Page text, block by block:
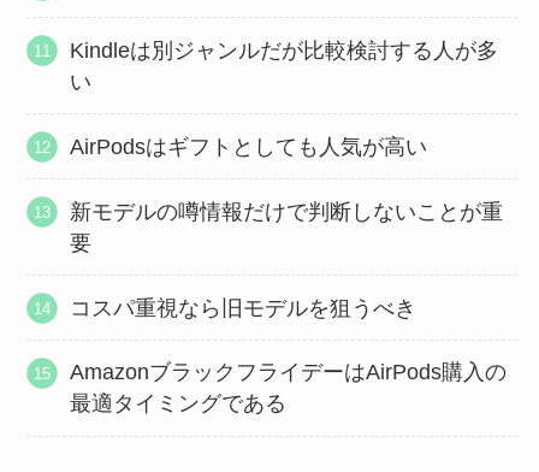
Kindleは別ジャンルだが比較検討する人が多
い
AirPodsはギフトとしても人気が高い
新モデルの噂情報だけで判断しないことが重
要
コスパ重視なら旧モデルを狙うべき
AmazonブラックフライデーはAirPods購入の
最適タイミングである